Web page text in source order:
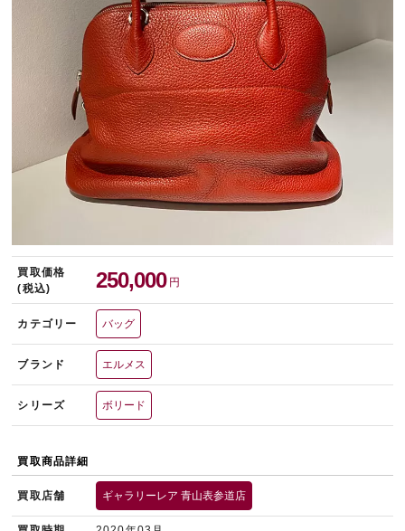
無料の宅配キットをお届けします
買取価格
(税込)
250,000 円
カテゴリー バッグ
ブランド エルメス
シリーズ ボリード
買取商品詳細
買取店舗 ギャラリーレア 青山表参道店